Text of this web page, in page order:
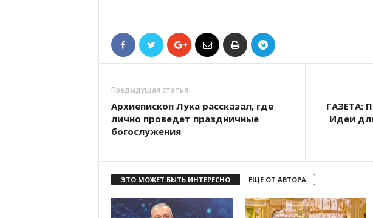
Предыдущая статья
Архиепископ Лука рассказал, где
лично проведет праздничные
богослужения
ГАЗЕТА:
Идеи
ЭТО МОЖЕТ БЫТЬ ИНТЕРЕСНО ЕЩЕ ОТ АВТОРА